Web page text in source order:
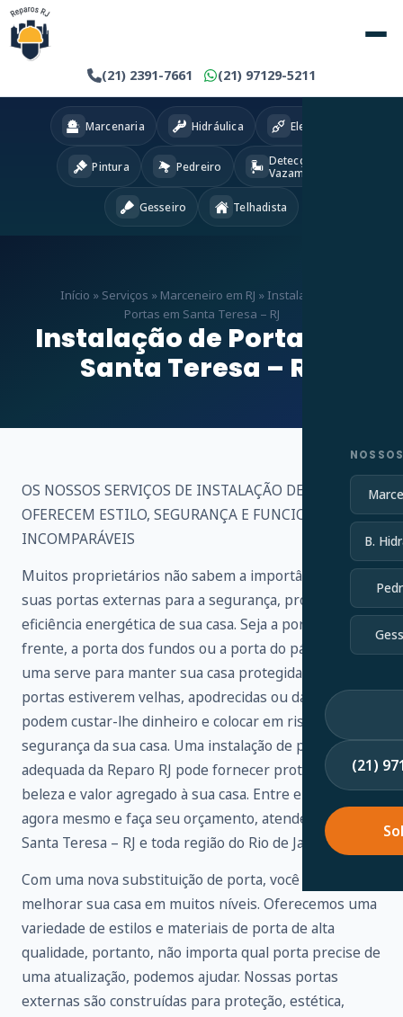
(21) 2391-7661 (21) 97129-5211
B.
(21)
Marcenaria Hidráulica Eletricista
Pintura Pedreiro
Detecção
Vazamentos
Gesseiro Telhadista
Início » Serviços » Marceneiro em RJ » Instalação de
Portas em Santa Teresa – RJ
Instalação de Portas em
Santa Teresa – RJ
OS NOSSOS SERVIÇOS DE INSTALAÇÃO DE PORTAS
OFERECEM ESTILO, SEGURANÇA E FUNCIONALIDADE
INCOMPARÁVEIS
Muitos proprietários não sabem a importância de
suas portas externas para a segurança, proteção e
eficiência energética de sua casa. Seja a porta da
frente, a porta dos fundos ou a porta do pátio, cada
uma serve para manter sua casa protegida. Se as suas
portas estiverem velhas, apodrecidas ou danificadas,
podem custar-lhe dinheiro e colocar em risco a
segurança da sua casa. Uma instalação de porta
adequada da Reparo RJ pode fornecer proteção,
beleza e valor agregado à sua casa. Entre em contato
agora mesmo e faça seu orçamento, atendemos em
Santa Teresa – RJ e toda região do Rio de Janeiro.
Com uma nova substituição de porta, você pode
melhorar sua casa em muitos níveis. Oferecemos uma
variedade de estilos e materiais de porta de alta
qualidade, portanto, não importa qual porta precise de
uma atualização, podemos ajudar. Nossas portas
externas são construídas para proteção, estética,